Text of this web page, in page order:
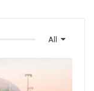
All